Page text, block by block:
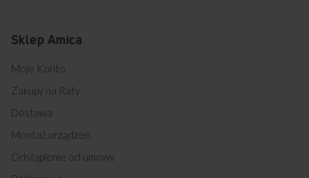
Sklep Amica
Moje Konto
Zakupy na Raty
Dostawa
Montaż urządzeń
Odstąpienie od umowy